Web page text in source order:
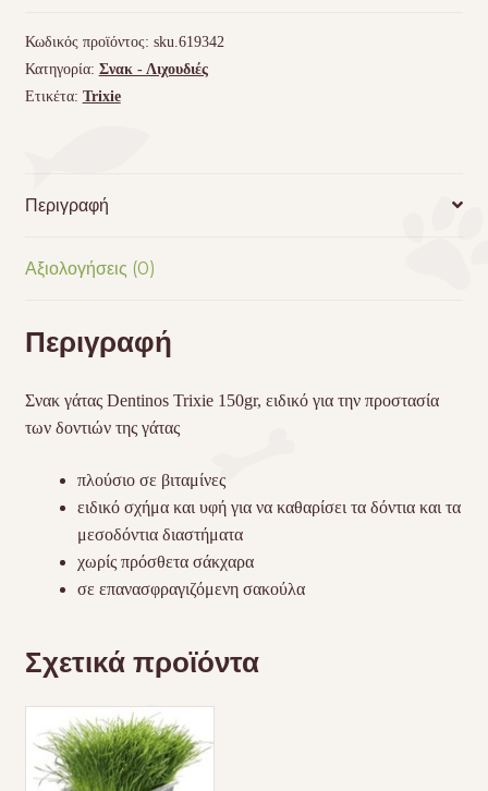
ποσότητα
Κωδικός προϊόντος: sku.619342
Κατηγορία: Σνακ - Λιχουδιές
Ετικέτα: Trixie
Περιγραφή
Αξιολογήσεις (0)
Περιγραφή
Σνακ γάτας Dentinos Trixie 150gr, ειδικό για την προστασία
των δοντιών της γάτας
πλούσιο σε βιταμίνες
ειδικό σχήμα και υφή για να καθαρίσει τα δόντια και τα
μεσοδόντια διαστήματα
χωρίς πρόσθετα σάκχαρα
σε επανασφραγιζόμενη σακούλα
Σχετικά προϊόντα